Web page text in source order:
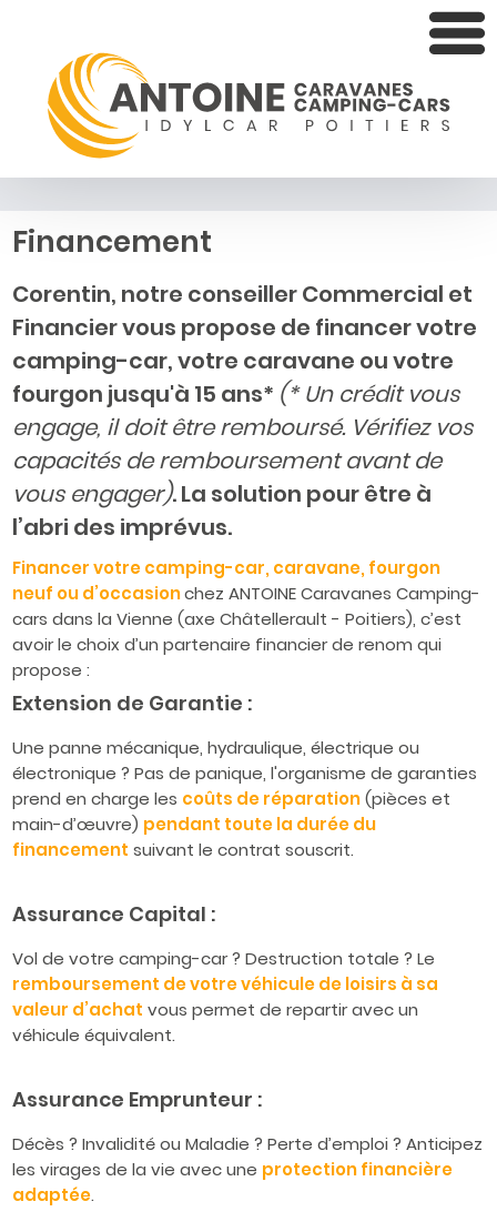
Financement
Corentin, notre conseiller Commercial et
Financier vous propose de financer votre
camping-car, votre caravane ou votre
fourgon jusqu'à 15 ans* (* Un crédit vous
engage, il doit être remboursé. Vérifiez vos
capacités de remboursement avant de
vous engager). La solution pour être à
l’abri des imprévus.
Financer votre camping-car, caravane, fourgon
neuf ou d’occasionchez ANTOINE Caravanes Camping-
cars dans la Vienne (axe Châtellerault - Poitiers), c’est
avoir le choix d’un partenaire financier de renom qui
propose :
Extension de Garantie :
Une panne mécanique, hydraulique, électrique ou
électronique ? Pas de panique, l'organisme de garanties
prend en charge les coûts de réparation(pièces et
main-d’œuvre) pendant toute la durée du
financement suivant le contrat souscrit.
Assurance Capital :
Vol de votre camping-car ? Destruction totale ? Le
remboursement de votre véhicule de loisirs à sa
valeur d’achat vous permet de repartir avec un
véhicule équivalent.
Assurance Emprunteur :
Décès ? Invalidité ou Maladie ? Perte d’emploi ? Anticipez
les virages de la vie avec une protection financière
adaptée.